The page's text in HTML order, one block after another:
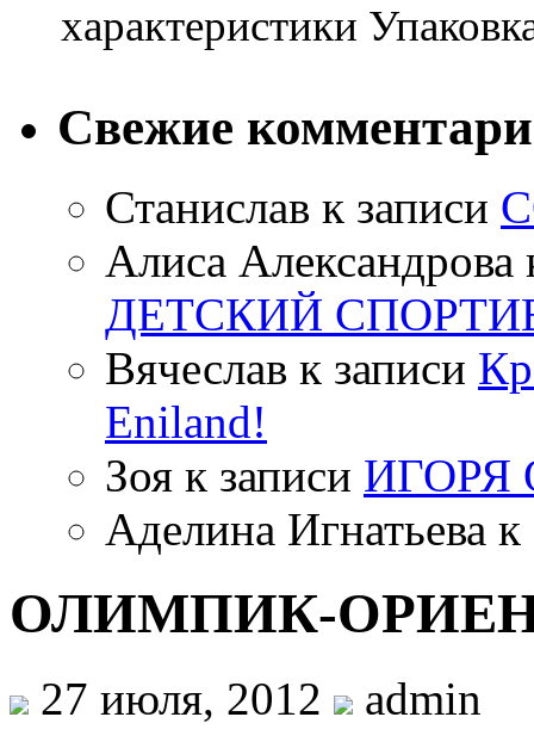
характеристики
Свежие
Станислав к записи
Алиса Александрова
ДЕТСКИЙ
Вячеслав к записи
Eniland!
Зоя к записи ИГОРЯ
Аделина Игнатьева к
ОЛИМПИК-
27 июля, 2012 admin